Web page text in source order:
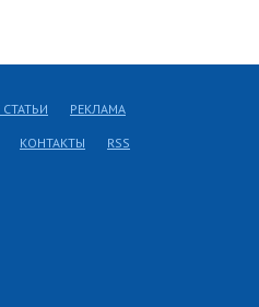
РЕКЛАМА
КОНТАКТЫ RSS